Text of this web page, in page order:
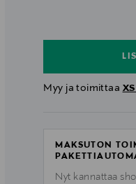
Myy ja toimittaa
MAKSUTON
Nyt kannattaa